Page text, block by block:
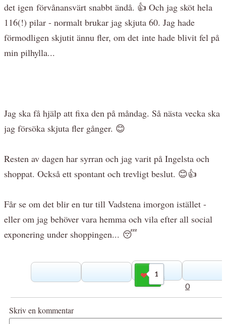
det igen förvånansvärt snabbt ändå. 👍 Och jag sköt hela
116(!) pilar - normalt brukar jag skjuta 60. Jag hade
förmodligen skjutit ännu fler, om det inte hade blivit fel på
min pilhylla...
Jag ska få hjälp att fixa den på måndag. Så nästa vecka ska
jag försöka skjuta fler gånger. 😊
Resten av dagen har syrran och jag varit på Ingelsta och
shoppat. Också ett spontant och trevligt beslut. 😊👍
Får se om det blir en tur till Vadstena imorgon istället -
eller om jag behöver vara hemma och vila efter all social
exponering under shoppingen... 😴
1
Gilla
0
Skriv en kommentar